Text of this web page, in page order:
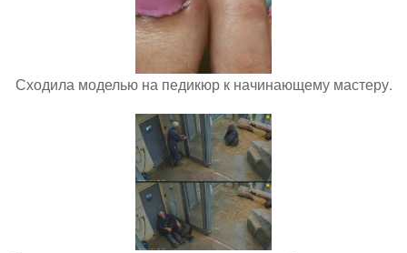
Сходила моделью на педикюр к начинающему мастеру.